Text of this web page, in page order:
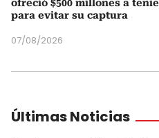
ofreció $500 millones a
para evitar su captura
07/08/2026
Últimas Noticias